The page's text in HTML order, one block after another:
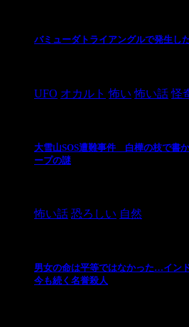
バミューダトライアングルで発生し
UFO オカルト 怖い 怖い話 怪
大雪山SOS遭難事件 白樺の枝で書
ープの謎
怖い話 恐ろしい 自然
男女の命は平等ではなかった…イン
今も続く名誉殺人